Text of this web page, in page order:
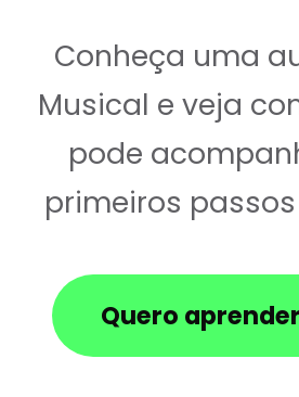
Conheça uma
Musical e veja
pode
primeiros
Quero